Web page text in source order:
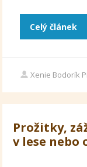
Celý článek
Xenie Bodorík
Prožitky,
v lese nebo